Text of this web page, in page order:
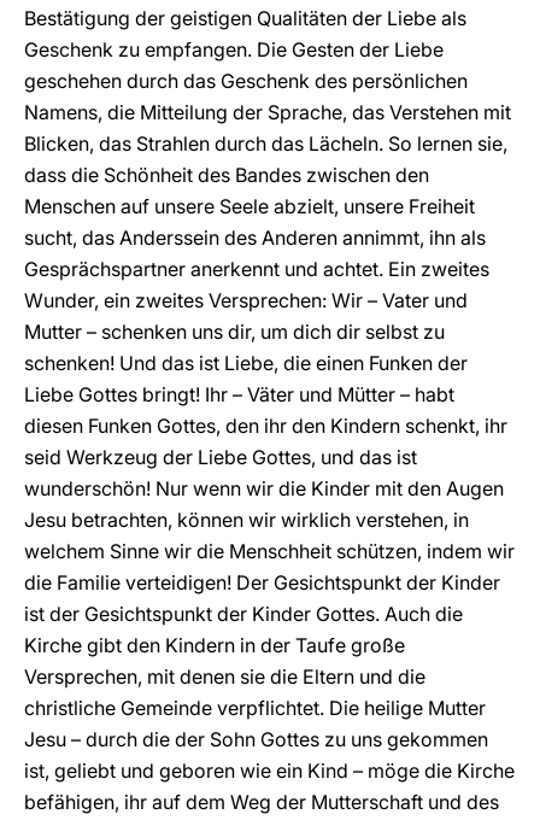
Bestätigung der geistigen Qualitäten der Liebe als
Geschenk zu empfangen. Die Gesten der Liebe
geschehen durch das Geschenk des persönlichen
Namens, die Mitteilung der Sprache, das Verstehen mit
Blicken, das Strahlen durch das Lächeln. So lernen sie,
dass die Schönheit des Bandes zwischen den
Menschen auf unsere Seele abzielt, unsere Freiheit
sucht, das Anderssein des Anderen annimmt, ihn als
Gesprächspartner anerkennt und achtet. Ein zweites
Wunder, ein zweites Versprechen: Wir – Vater und
Mutter – schenken uns dir, um dich dir selbst zu
schenken! Und das ist Liebe, die einen Funken der
Liebe Gottes bringt! Ihr – Väter und Mütter – habt
diesen Funken Gottes, den ihr den Kindern schenkt, ihr
seid Werkzeug der Liebe Gottes, und das ist
wunderschön! Nur wenn wir die Kinder mit den Augen
Jesu betrachten, können wir wirklich verstehen, in
welchem Sinne wir die Menschheit schützen, indem wir
die Familie verteidigen! Der Gesichtspunkt der Kinder
ist der Gesichtspunkt der Kinder Gottes. Auch die
Kirche gibt den Kindern in der Taufe große
Versprechen, mit denen sie die Eltern und die
christliche Gemeinde verpflichtet. Die heilige Mutter
Jesu – durch die der Sohn Gottes zu uns gekommen
ist, geliebt und geboren wie ein Kind – möge die Kirche
befähigen, ihr auf dem Weg der Mutterschaft und des